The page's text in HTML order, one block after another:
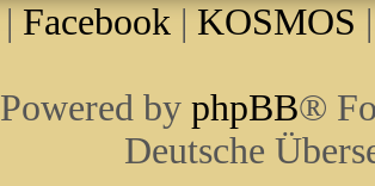
| Facebook | KOSMOS
Powered by phpBB®
Deutsche